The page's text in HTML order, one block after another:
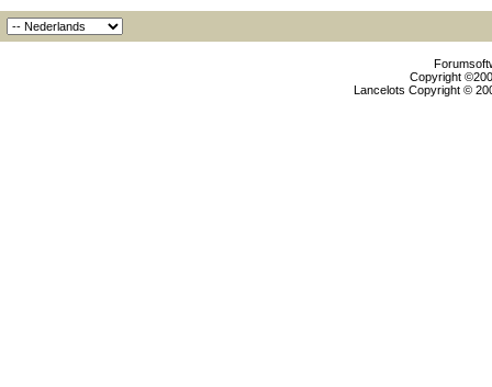
Copyright
Lancelots Copyright ©